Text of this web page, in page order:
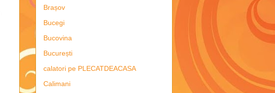
Brașov
Bucegi
Bucovina
București
calatori pe PLECATDEACASA
Calimani